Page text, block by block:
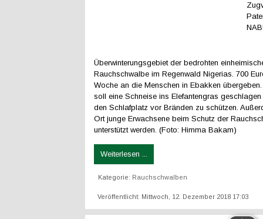
Überwinterungsgebiet der bedrohten
Rauchschwalbe im Regenwald Nigerias. 700
Woche an die Menschen in Ebakken
soll eine Schneise ins Elefantengras geschlagen
den Schlafplatz vor Bränden zu schützen.
Ort junge Erwachsene beim Schutz der
unterstützt werden. (Foto: Himma Bakam)
Weiterlesen ...
Kategorie: Rauchschwalben
Veröffentlicht: Mittwoch, 12. Dezember 2018 17:03